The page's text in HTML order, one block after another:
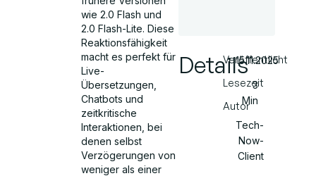
wie 2.0 Flash und
2.0 Flash-Lite. Diese
Reaktionsfähigkeit
macht es perfekt für
Live-
Übersetzungen,
Chatbots und
zeitkritische
Interaktionen, bei
denen selbst
Verzögerungen von
weniger als einer
DetailsVeröffentlicht
Lesezeit
Autor
15.11.2025
3
Min
Tech-
Now-
Client